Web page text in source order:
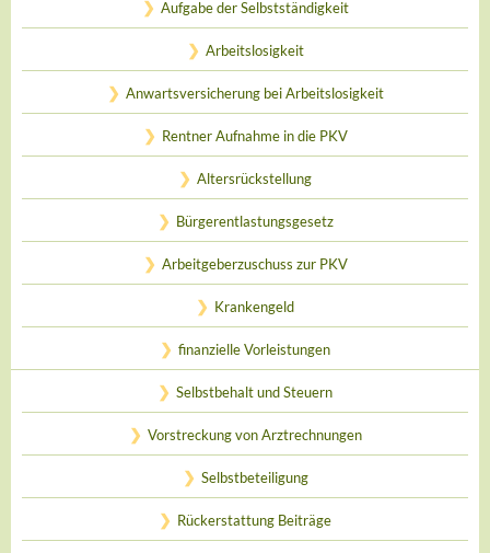
Aufgabe der Selbstständigkeit
Arbeitslosigkeit
Anwartsversicherung bei Arbeitslosigkeit
Rentner Aufnahme in die PKV
Altersrückstellung
Bürgerentlastungsgesetz
Arbeitgeberzuschuss zur PKV
Krankengeld
finanzielle Vorleistungen
Selbstbehalt und Steuern
Vorstreckung von Arztrechnungen
Selbstbeteiligung
Rückerstattung Beiträge